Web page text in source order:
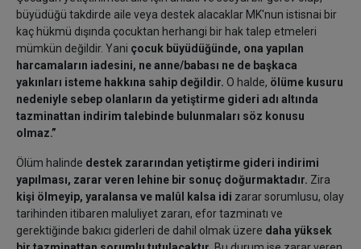
büyüdüğü takdirde aile veya destek alacaklar MK'nun istisnai bir
kaç hükmü dışında çocuktan herhangi bir hak talep etmeleri
mümkün değildir. Yani çocuk büyüdüğünde, ona yapılan
harcamaların iadesini, ne anne/babası ne de başkaca
yakınları isteme hakkına sahip değildir. O halde, ölüme kusuru
nedeniyle sebep olanların da yetiştirme gideri adı altında
tazminattan indirim talebinde bulunmaları söz konusu
olmaz.”
Ölüm halinde destek zararından yetiştirme gideri indirimi
yapılması, zarar veren lehine bir sonuç doğurmaktadır. Zira
kişi ölmeyip, yaralansa ve malûl kalsa idi zarar sorumlusu, olay
tarihinden itibaren maluliyet zararı, efor tazminatı ve
gerektiğinde bakıcı giderleri de dahil olmak üzere daha yüksek